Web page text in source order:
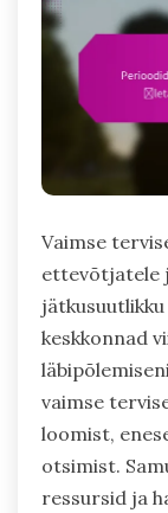
Vaimse
ettevõtjatele
jätkusuutlikku
keskkonnad
vaimse
loomist,
otsimist.
ressursid ja